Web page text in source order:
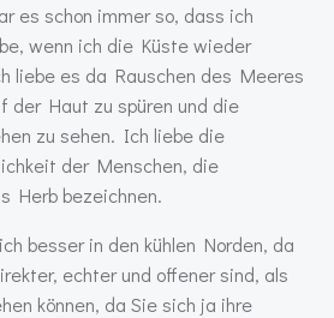
es schon immer so, dass ich
wenn ich die Küste wieder
liebe es da Rauschen des Meeres
der Haut zu spüren und die
zu sehen. Ich liebe die
der Menschen, die
Herb bezeichnen.
besser in den kühlen Norden, da
echter und offener sind, als
können, da Sie sich ja ihre